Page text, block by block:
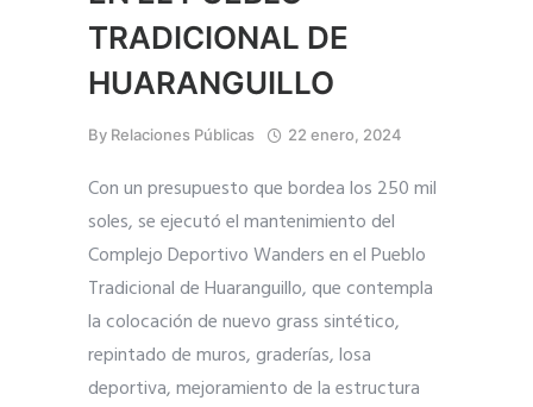
TRADICIONAL DE
HUARANGUILLO
By Relaciones Públicas 22 enero, 2024
Con un presupuesto que bordea los 250 mil
soles, se ejecutó el mantenimiento del
Complejo Deportivo Wanders en el Pueblo
Tradicional de Huaranguillo, que contempla
la colocación de nuevo grass sintético,
repintado de muros, graderías, losa
deportiva, mejoramiento de la estructura